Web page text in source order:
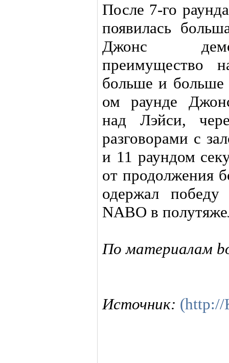
После 7-го
появилась
Джонс
преимущество
больше и больше
ом раунде
над Лэйси,
разговорами с
и 11 раундом
от продолжения
одержал
NABO в
По материалам
Источник: (http://